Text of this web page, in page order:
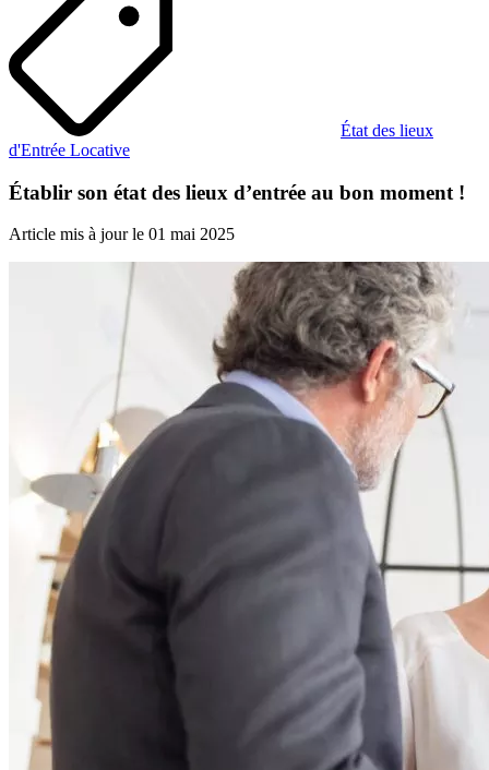
État des lieux
d'Entrée Locative
Établir son état des lieux d’entrée au bon moment !
Article mis à jour le 01 mai 2025